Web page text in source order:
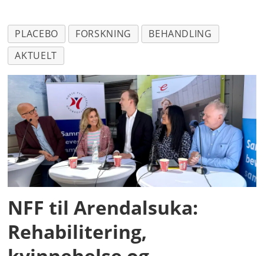
PLACEBO FORSKNING
BEHANDLING
AKTUELT
NFF til Arendalsuka:
Rehabilitering,